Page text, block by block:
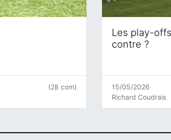
(28 com)
Les play-
contre ?
15/05/2026
Richard Coudrais